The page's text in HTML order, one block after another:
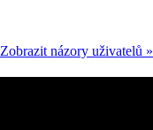
Zobrazit názory uživatelů »